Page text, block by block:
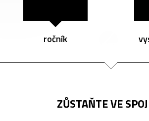
ročník
ZŮSTAŇTE VE